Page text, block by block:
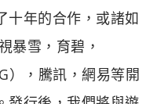
年的合作，或諸如
暴雪，育碧，
，騰訊，網易等開